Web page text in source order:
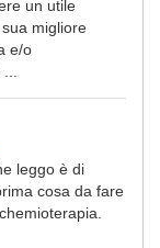
un utile
migliore
e/o
leggo è di
cosa da fare